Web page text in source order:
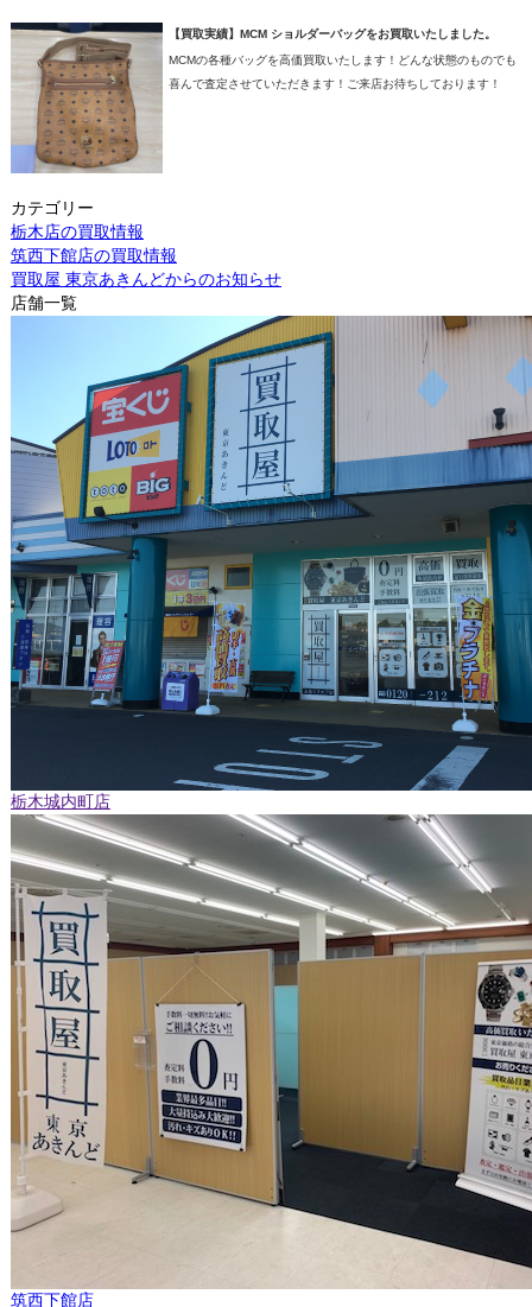
【買取実績】MCM ショルダーバッグをお買取いたしました。
MCMの各種バッグを高価買取いたします！どんな状態のものでも
喜んで査定させていただきます！ご来店お待ちしております！
カテゴリー
栃木店の買取情報
筑西下館店の買取情報
買取屋 東京あきんどからのお知らせ
店舗一覧
栃木城内町店
筑西下館店